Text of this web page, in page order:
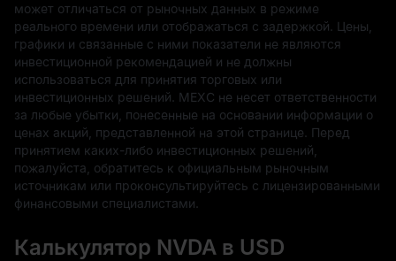
может отличаться от рыночных данных в режиме
реального времени или отображаться с задержкой. Цены,
графики и связанные с ними показатели не являются
инвестиционной рекомендацией и не должны
использоваться для принятия торговых или
инвестиционных решений. MEXC не несет ответственности
за любые убытки, понесенные на основании информации о
ценах акций, представленной на этой странице. Перед
принятием каких-либо инвестиционных решений,
пожалуйста, обратитесь к официальным рыночным
источникам или проконсультируйтесь с лицензированными
финансовыми специалистами.
Калькулятор NVDA в USD